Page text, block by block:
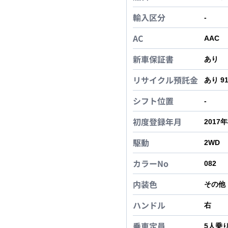
輸入区分 -
AC AAC
新車保証書 あり
リサイクル預託金 あり
シフト位置 -
初度登録年月 2017年
駆動 2WD
カラーNo 082
内装色 その他
ハンドル 右
5人乗り